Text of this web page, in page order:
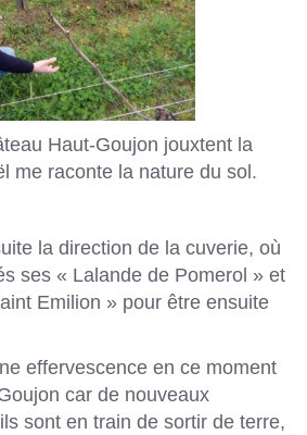
Haut-Goujon jouxtent la
me raconte la nature du sol.
la direction de la cuverie, où
ses « Lalande de Pomerol » et
Emilion » pour être ensuite
effervescence en ce moment
car de nouveaux
sont en train de sortir de terre,